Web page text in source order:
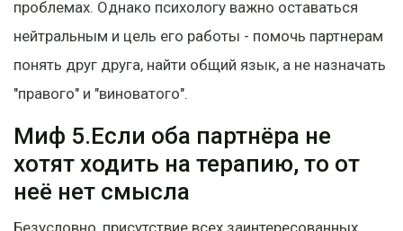
проблемах. Однако психологу важно оставаться
нейтральным и цель его работы - помочь партнерам
понять друг друга, найти общий язык, а не назначать
"правого" и "виноватого".
Миф 5.Если оба партнёра не
хотят ходить на терапию, то от
неё нет смысла